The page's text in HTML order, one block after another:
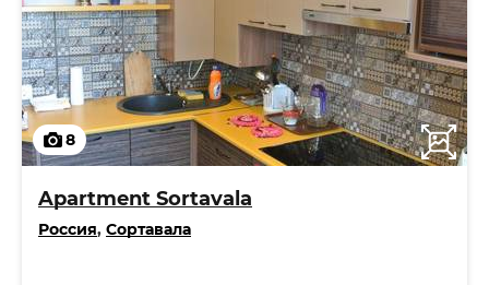
8
Apartment Sortavala
Россия, Сортавала